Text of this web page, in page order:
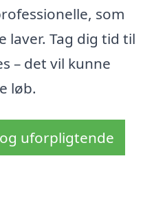
som
laver. Tag dig tid til
– det vil kunne
løb.
uforpligtende